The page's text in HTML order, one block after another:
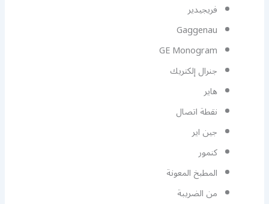
فريجيدير
Gaggenau
GE Monogram
جنرال إلكتريك
هاير
نقطة اتصال
جين اير
كنمور
المطبخ المعونة
من الضريبة